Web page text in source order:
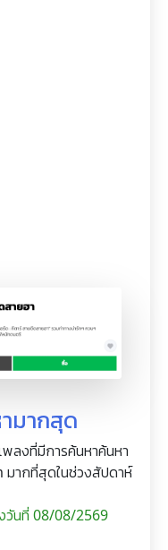
มากสุด
ลงที่มีการค้นหาค้นหา
ากที่สุดในช่วงสัปดาห์
วันที่ 08/08/2569